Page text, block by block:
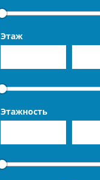
Этаж
Этажность